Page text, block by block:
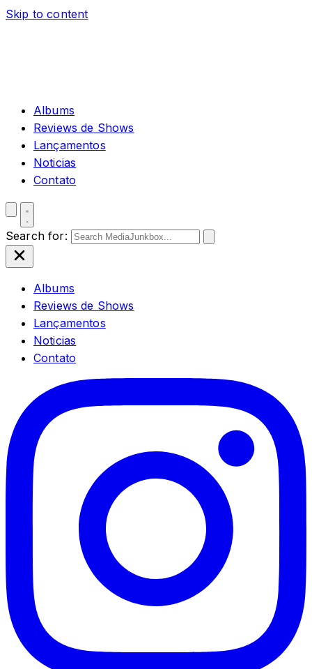
Skip to content
Albums
Reviews de Shows
Lançamentos
Noticias
Contato
Search for:
Albums
Reviews de Shows
Lançamentos
Noticias
Contato